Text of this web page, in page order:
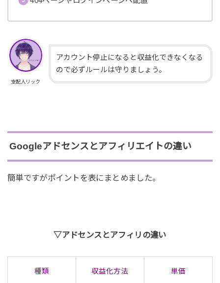
支配人リック
アカウント停止になると収益化できなくなる
ので必ずルールは守りましょう。
Googleアドセンスとアフィリエイトの違い
簡単ですがポイントを表にまとめました。
▽アドセンスとアフィリの違い
種類 収益化方法 単価